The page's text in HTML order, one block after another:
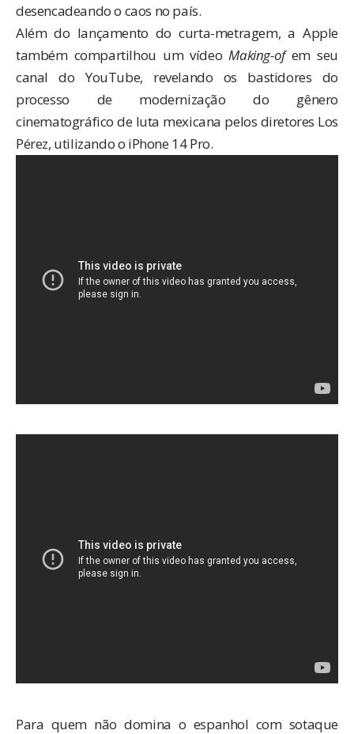
desencadeando o caos no país.
Além do lançamento do curta-metragem, a Apple
também compartilhou um vídeo Making-ofem seu
canal do YouTube, revelando os bastidores do
processo de modernização do gênero
cinematográfico de luta mexicana pelos diretores Los
Pérez, utilizando o iPhone 14 Pro.
Para quem não domina o espanhol com sotaque